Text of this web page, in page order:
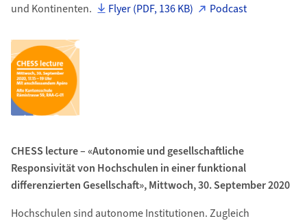
und Kontinenten.
Flyer (PDF, 136 KB) Podcast
CHESS lecture – «Autonomie und gesellschaftliche
Responsivität von Hochschulen in einer funktional
differenzierten Gesellschaft», Mittwoch, 30. September 2020
Hochschulen sind autonome Institutionen. Zugleich